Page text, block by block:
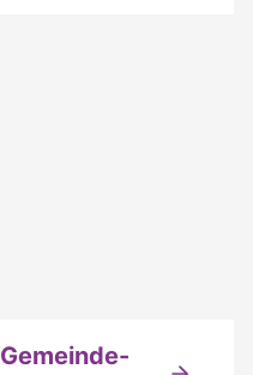
Gemeinde-